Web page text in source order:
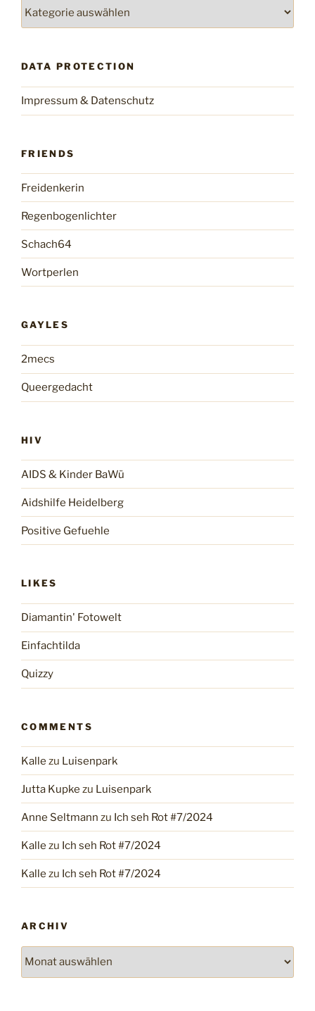
DATA PROTECTION
Impressum & Datenschutz
FRIENDS
Freidenkerin
Regenbogenlichter
Schach64
Wortperlen
GAYLES
2mecs
Queergedacht
HIV
AIDS & Kinder BaWü
Aidshilfe Heidelberg
Positive Gefuehle
LIKES
Diamantin' Fotowelt
Einfachtilda
Quizzy
COMMENTS
Kalle zu Luisenpark
Jutta Kupke zu Luisenpark
Anne Seltmann zu Ich seh Rot #7/2024
Kalle zu Ich seh Rot #7/2024
Kalle zu Ich seh Rot #7/2024
ARCHIV
Archiv